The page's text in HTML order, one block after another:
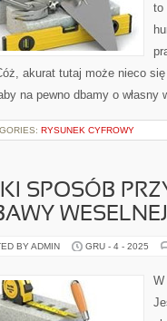
to
akurat tutaj może nieco
na pewno dbamy o własny
RYSUNEK CYFROWY
SPOSÓB
BY ADMIN GRU - 4 - 2025
W